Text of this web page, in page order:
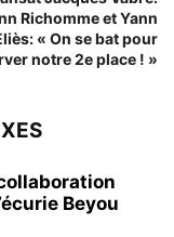
Richomme et Yann
« On se bat pour
notre 2e place ! »
Beyou